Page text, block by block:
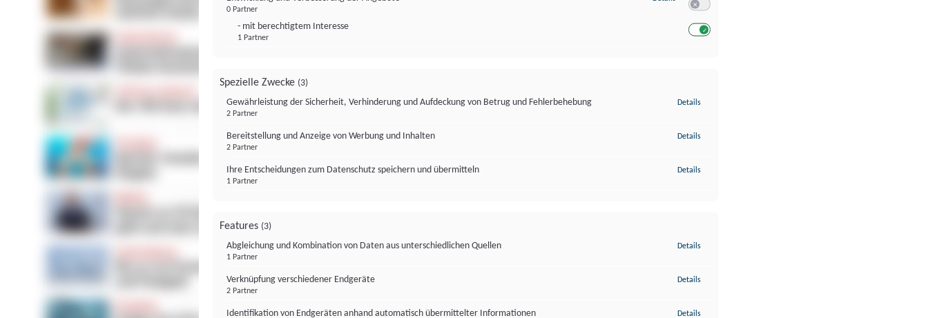
0 Partner
- mit berechtigtem Interesse
1 Partner
Spezielle Zwecke (3)
Gewährleistung der Sicherheit, Verhinderung und Aufdeckung von Betrug und Fehlerbehebung
2 Partner
Details
Bereitstellung und Anzeige von Werbung und Inhalten
2 Partner
Details
Ihre Entscheidungen zum Datenschutz speichern und übermitteln
1 Partner
Details
Features (3)
Abgleichung und Kombination von Daten aus unterschiedlichen Quellen
1 Partner
Details
Verknüpfung verschiedener Endgeräte
2 Partner
Details
Identifikation von Endgeräten anhand automatisch übermittelter Informationen Details